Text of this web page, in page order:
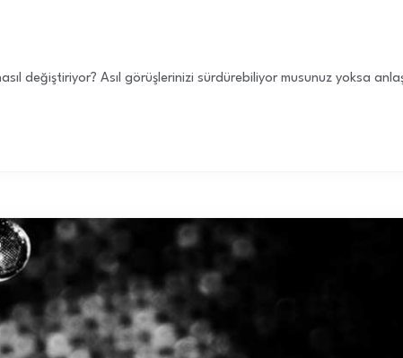
değiştiriyor? Asıl görüşlerinizi sürdürebiliyor musunuz yoksa